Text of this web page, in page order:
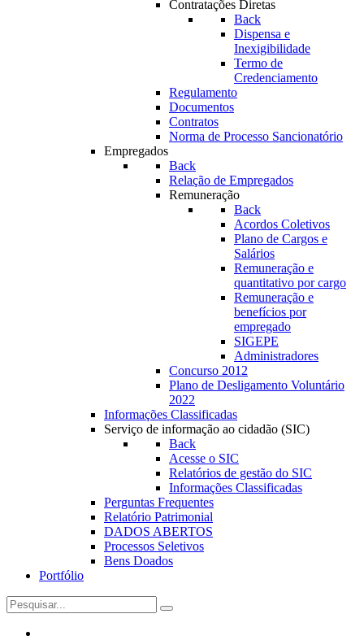
Contratações Diretas
Back
Dispensa e
Inexigibilidade
Termo de
Credenciamento
Regulamento
Documentos
Contratos
Norma de Processo Sancionatório
Empregados
Back
Relação de Empregados
Remuneração
Back
Acordos Coletivos
Plano de Cargos e
Salários
Remuneração e
quantitativo por cargo
Remuneração e
benefícios por
empregado
SIGEPE
Administradores
Concurso 2012
Plano de Desligamento Voluntário
2022
Informações Classificadas
Serviço de informação ao cidadão (SIC)
Back
Acesse o SIC
Relatórios de gestão do SIC
Informações Classificadas
Perguntas Frequentes
Relatório Patrimonial
DADOS ABERTOS
Processos Seletivos
Bens Doados
Portfólio